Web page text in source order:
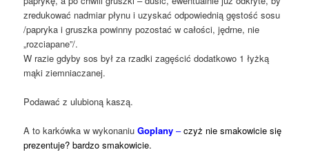
zredukować nadmiar płynu i uzyskać odpowiednią gęstość sosu
/papryka i gruszka powinny pozostać w całości, jędrne, nie
„rozciapane”/.
W razie gdyby sos był za rzadki zagęścić dodatkowo 1 łyżką
mąki ziemniaczanej.
Podawać z ulubioną kaszą.
A to karkówka w wykonaniuGoplany –czyż nie smakowicie się
prezentuje? bardzo smakowicie.